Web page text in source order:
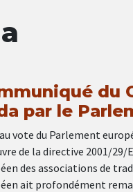
du
par le
vote du Parlement
de la directive 2001/29/
des associations de
ait profondément